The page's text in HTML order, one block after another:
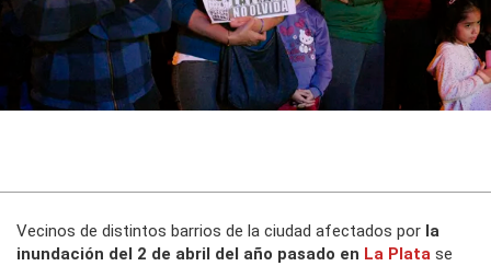
Vecinos de distintos barrios de la ciudad afectados por la
inundación del 2 de abril del año pasado en La Plata se